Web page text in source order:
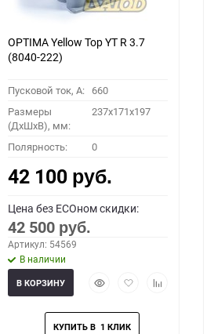
OPTIMA Yellow Top YT R 3.7
(8040-222)
Пусковой ток, A: 660
Размеры
(ДхШхВ), мм:
237x171x197
Полярность: 0
42 100 руб.
Цена без ECOном скидки:
42 500 руб.
Артикул: 54569
В наличии
БыстрыйДобавить
избранное
Добавить
В КОРЗИНУ